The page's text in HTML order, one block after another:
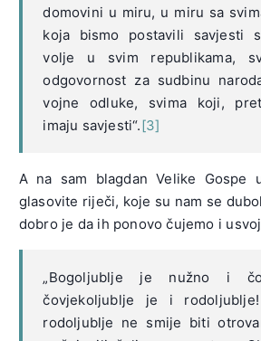
domovini u miru, u miru sa
koja bismo postavili savjesti
volje u svim republikama,
odgovornost za sudbinu
vojne odluke, svima koji,
imaju savjesti“. [3]
A na sam blagdan Velike Gospe
glasovite riječi, koje su nam se
dobro je da ih ponovo čujemo i
„Bogoljublje je nužno i
čovjekoljublje je i
rodoljublje ne smije biti